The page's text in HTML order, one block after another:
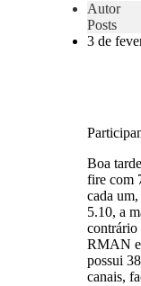
Autor
Posts
3 de
Boa
fire com
cada
5.10, a
contrário
RMAN
possui
canais,